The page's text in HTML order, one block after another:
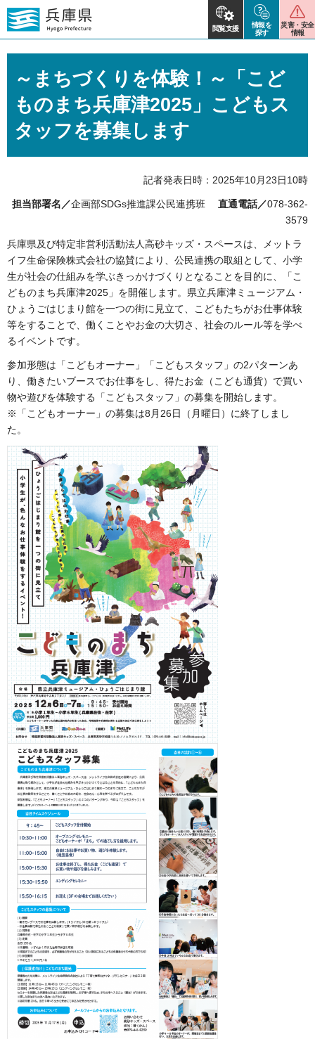
閲覧支援
情報を
探す
災害・安全
情報
～まちづくりを体験！～「こど
ものまち兵庫津2025」こどもス
タッフを募集します
記者発表日時：2025年10月23日10時
担当部署名／企画部SDGs推進課公民連携班 直通電話／078-362-
3579
兵庫県及び特定非営利活動法人高砂キッズ・スペースは、メットラ
イフ生命保険株式会社の協賛により、公民連携の取組として、小学
生が社会の仕組みを学ぶきっかけづくりとなることを目的に、「こ
どものまち兵庫津2025」を開催します。県立兵庫津ミュージアム・
ひょうごはじまり館を一つの街に見立て、こどもたちがお仕事体験
等をすることで、働くことやお金の大切さ、社会のルール等を学べ
るイベントです。
参加形態は「こどもオーナー」「こどもスタッフ」の2パターンあ
り、働きたいブースでお仕事をし、得たお金（こども通貨）で買い
物や遊びを体験する「こどもスタッフ」の募集を開始します。
※「こどもオーナー」の募集は8月26日（月曜日）に終了しまし
た。